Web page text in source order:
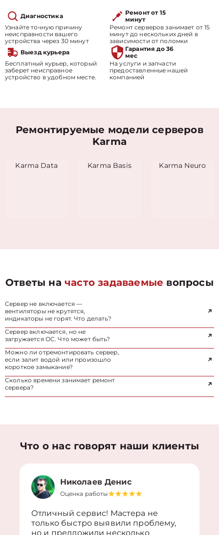
Диагностика
Узнайте точную причину
неисправности вашего
устройства через 30 минут
Ремонт от 15
минут
Ремонт серверов занимает от 15
минут до нескольких дней в
зависимости от поломки
Выезд курьера
Бесплатный курьер, который
заберет неисправное
устройство в удобном месте.
Гарантия до 36
мес
На услуги и запчасти
предоставленные нашей
компанией
Ремонтируемые модели серверов
Karma
Karma Data Karma Basis Karma Neuro
Ответы начасто задаваемые вопросы
Сервер не включается —
вентиляторы не крутятся,
индикаторы не горят. Что делать?
Сервер включается, но не
загружается ОС. Что может быть?
Можно ли отремонтировать сервер,
если залит водой или произошло
короткое замыкание?
Сколько времени занимает ремонт
сервера?
Что о нас говорят наши клиенты
Николаев Денис
Оценка работы
Отличный сервис! Мастера не
только быстро выявили проблему,
но и предложили несколько